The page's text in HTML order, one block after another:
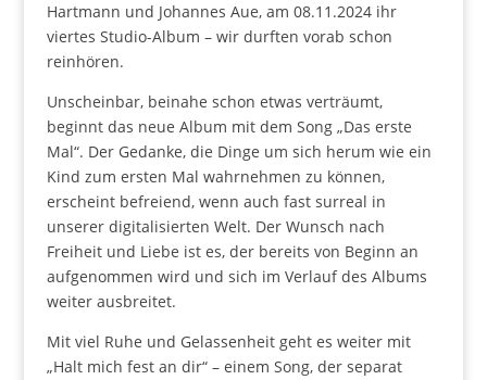
Hartmann und Johannes Aue, am 08.11.2024 ihr
viertes Studio-Album – wir durften vorab schon
reinhören.
Unscheinbar, beinahe schon etwas verträumt,
beginnt das neue Album mit dem Song „Das erste
Mal“. Der Gedanke, die Dinge um sich herum wie ein
Kind zum ersten Mal wahrnehmen zu können,
erscheint befreiend, wenn auch fast surreal in
unserer digitalisierten Welt. Der Wunsch nach
Freiheit und Liebe ist es, der bereits von Beginn an
aufgenommen wird und sich im Verlauf des Albums
weiter ausbreitet.
Mit viel Ruhe und Gelassenheit geht es weiter mit
„Halt mich fest an dir“ – einem Song, der separat